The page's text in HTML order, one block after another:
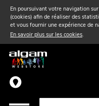
En poursuivant votre navigation
(cookies) afin de réaliser des
et vous fournir une expérience de
En savoir plus sur les cookies.
Vent& Violon
Accessoires
Pièces détachées